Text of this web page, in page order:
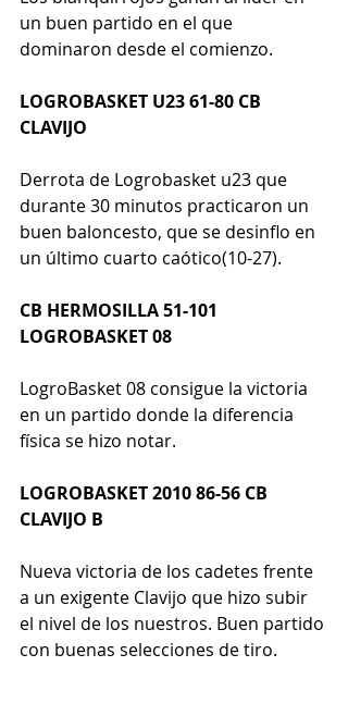
un buen partido en el que
dominaron desde el comienzo.
LOGROBASKET U23 61-80 CB
CLAVIJO
Derrota de Logrobasket u23 que
durante 30 minutos practicaron un
buen baloncesto, que se desinflo en
un último cuarto caótico(10-27).
CB HERMOSILLA 51-101
LOGROBASKET 08
LogroBasket 08 consigue la victoria
en un partido donde la diferencia
física se hizo notar.
LOGROBASKET 2010 86-56 CB
CLAVIJO B
Nueva victoria de los cadetes frente
a un exigente Clavijo que hizo subir
el nivel de los nuestros. Buen partido
con buenas selecciones de tiro.